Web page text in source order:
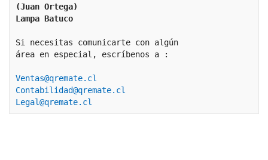
(Juan Ortega)
Lampa Batuco
Si necesitas comunicarte con algún
área en especial, escríbenos a :
Ventas@qremate.cl
Contabilidad@qremate.cl
Legal@qremate.cl